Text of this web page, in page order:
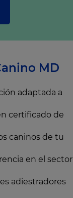
MD
adaptada a
certificado de
caninos de tu
en el sector
adiestradores